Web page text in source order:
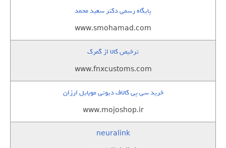
پایگاه رسمی دکتر سعید محمد
www.smohamad.com
ترخیص کالا از گمرک
www.fnxcustoms.com
خرید سی پی کالاف دیوتی موبایل ارزان
www.mojoshop.ir
neuralink